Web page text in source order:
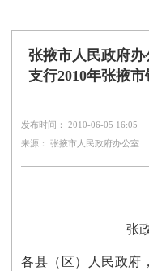
张掖市人民政府
支行2010年张掖
发布时间： 2010-06-05 16:05
来源： 张掖市人民政府办公室
张
各县（区）人民政府